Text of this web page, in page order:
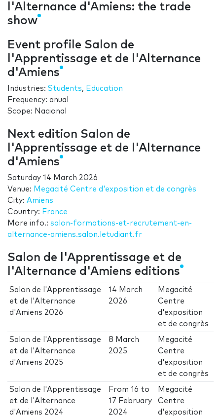
l'Alternance d'Amiens: the trade
show
Event profile Salon de
l'Apprentissage et de l'Alternance
d'Amiens
Industries: Students, Education
Frequency: anual
Scope: Nacional
Next edition Salon de
l'Apprentissage et de l'Alternance
d'Amiens
Saturday 14 March 2026
Venue: Megacité Centre d'exposition et de congrès
City: Amiens
Country: France
More info.: salon-formations-et-recrutement-en-
alternance-amiens.salon.letudiant.fr
Salon de l'Apprentissage et de
l'Alternance d'Amiens editions
Salon de l'Apprentissage
et de l'Alternance
d'Amiens 2026
14 March
2026
Megacité
Centre
d'exposition
et de congrès
Salon de l'Apprentissage
et de l'Alternance
d'Amiens 2025
8 March
2025
Megacité
Centre
d'exposition
et de congrès
Salon de l'Apprentissage
et de l'Alternance
d'Amiens 2024
From16 to
17 February
2024
Megacité
Centre
d'exposition